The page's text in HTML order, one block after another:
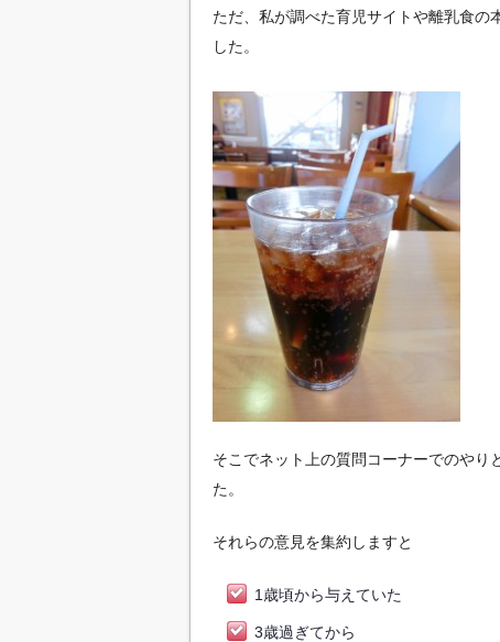
ただ、私が調べた育児サイトや離乳食
した。
そこでネット上の質問コーナーでのやり
た。
それらの意見を集約しますと
1歳頃から与えていた
3歳過ぎてから